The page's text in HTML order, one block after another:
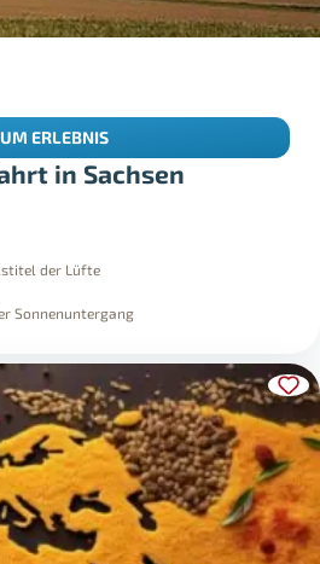
in Sachsen
der Lüfte
Sonnenuntergang
ERLEBNIS